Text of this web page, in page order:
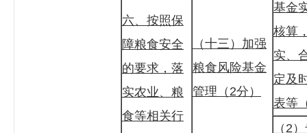
六、按照保
障粮食安全
的要求，落
实农业、粮
食等相关行
（十三）加强
粮食风险基金
管理（2分）
基金
核算
实、
定及
表等
（2